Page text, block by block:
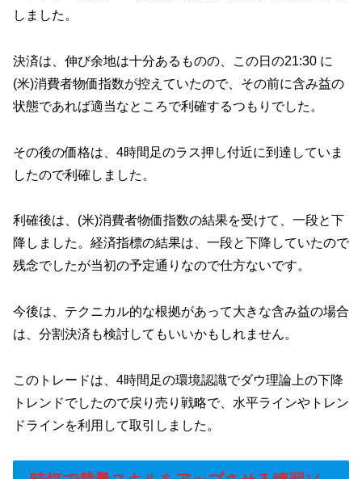
しました。
決済は、伸び余地は十分あるものの、この日の21:30 に
(米)消費者物価指数が控えていたので、その前に含み益の
状態であれば適当なところで利確するつもりでした。
その後の価格は、4時間足のラス押し付近に到達していま
したので利確しました。
利確後は、(米)消費者物価指数の結果を受けて、一段と下
降しました。経済指標の結果は、一段と下降していたので
残念でしたが当初の予定通りなので仕方ないです。
今後は、テクニカル的な根拠があって大きな含み益の場合
は、分割決済も検討してもいいかもしれません。
このトレードは、4時間足の環境認識でダウ理論上の下降
トレンドでしたので戻り売り戦略で、水平ラインやトレン
ドラインを利用して取引しました。